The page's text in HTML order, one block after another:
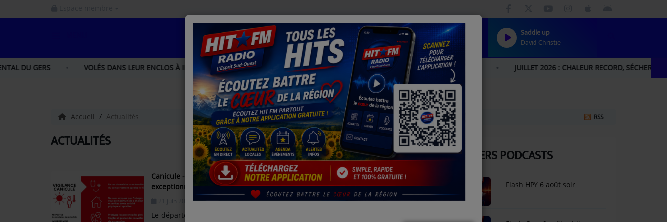
Saddle up
David Christie
VOLÉS DANS LEUR ENCLOS À IBOS, LOU ET LIA, DEUX PERROQUETS ENFIN RÉUNIS APRÈS DES SEMAINES DE RECHERCHE JUILLET 2026 : CHALEUR RECORD, SÉCHERESSE
ACCUEIL
INFOS NORD GASCOGNE
INFOS HAUTES - PYRÉNÉES
Accueil Actualités RSS
ACTUALITÉS
Canicule - Le Gers voit rouge, le préfet a décidé la mise en œuvre de mesures
exceptionnelles de protection des populations.
21 juin 2026 - 13:41
Le département du Gers a été placé en vigilance météorologique rouge pour
DERNIERS PODCASTS
Flash HPY 6 août soir